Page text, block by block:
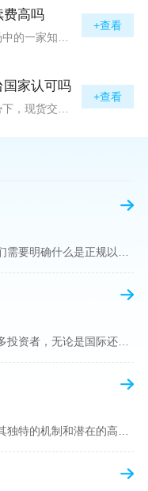
费高吗
+查看
国家认可吗
+查看
期货市场一直以其独特的魅力吸引着众多投资者，无论是国际还是国内场景下，其波澜壮阔的市场行情都给予了投资者无限遐想。今天，我们将深入探讨一个特别的问题——"国内期货可以做空吗"？这个问题不仅关乎投资者的策略布局，更涉及到期货市场机制的基本理解。在深入探讨之前，我们首先需要明确几个期货市场的基础概念。期货，是指在标准化合约基础上，双方承诺在未来某一特定时间以约定价格买卖一定数量的商品或金融产品的合约。它允訸投资者通过买入（做多）或卖出（做空）合约来预测未来价格的变动。我们来揭开国